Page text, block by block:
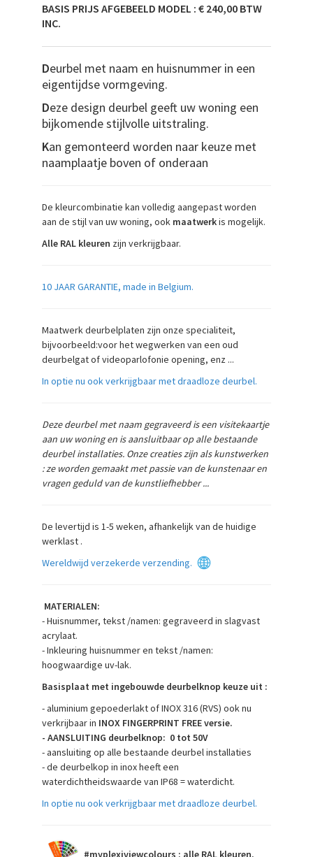
BASIS PRIJS AFGEBEELD MODEL : € 240,00 BTW
INC.
Deurbel met naam en huisnummer in een
eigentijdse vormgeving.
Deze design deurbel geeft uw woning een
bijkomende stijlvolle uitstraling.
Kan gemonteerd worden naar keuze met
naamplaatje boven of onderaan
De kleurcombinatie kan volledig aangepast worden
aan de stijl van uw woning, ook maatwerkis mogelijk.
Alle RAL kleuren zijn verkrijgbaar.
10 JAAR GARANTIE, made in Belgium.
Maatwerk deurbelplaten zijn onze specialiteit,
bijvoorbeeld:voor het wegwerken van een oud
deurbelgat of videoparlofonie opening, enz ...
In optie nu ook verkrijgbaar met draadloze deurbel.
Deze deurbel met naam gegraveerd is een visitekaartje
aan uw woning en isaansluitbaar op alle bestaande
deurbel installaties. Onze creaties zijn als kunstwerken
: ze worden gemaakt met passie van de kunstenaar en
vragen geduld van de kunstliefhebber ...
De levertijd is 1-5 weken, afhankelijk van de huidige
werklast .
Wereldwijd verzekerde verzending.
MATERIALEN:
- Huisnummer, tekst /namen: gegraveerd in slagvast
acrylaat.
- Inkleuring huisnummer en tekst /namen:
hoogwaardige uv-lak.
Basisplaat met ingebouwde deurbelknop keuze uit :
- aluminium gepoederlakt of INOX 316 (RVS) ook nu
verkrijbaar in INOX FINGERPRINT FREE versie.
- AANSLUITING deurbelknop: 0 tot 50V
- aansluiting op alle bestaande deurbel installaties
- de deurbelkop in inox heeft een
waterdichtheidswaarde van IP68 = waterdicht.
In optie nu ook verkrijgbaar met draadloze deurbel.
#myplexiviewcolours : alle RAL kleuren.